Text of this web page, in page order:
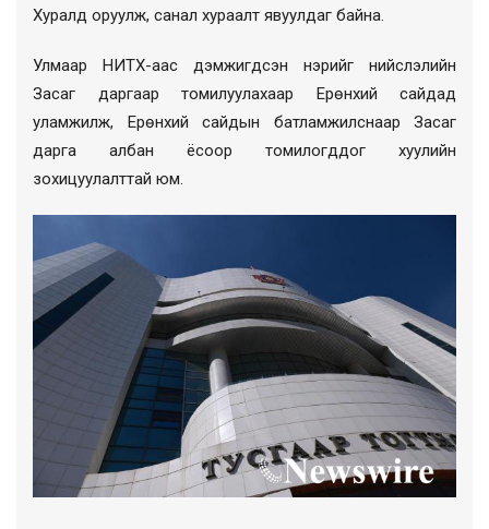
Хуралд оруулж, санал хураалт явуулдаг байна.
Улмаар НИТХ-аас дэмжигдсэн нэрийг нийслэлийн
Засаг даргаар томилуулахаар Ерөнхий сайдад
уламжилж, Ерөнхий сайдын батламжилснаар Засаг
дарга албан ёсоор томилогддог хуулийн
зохицуулалттай юм.